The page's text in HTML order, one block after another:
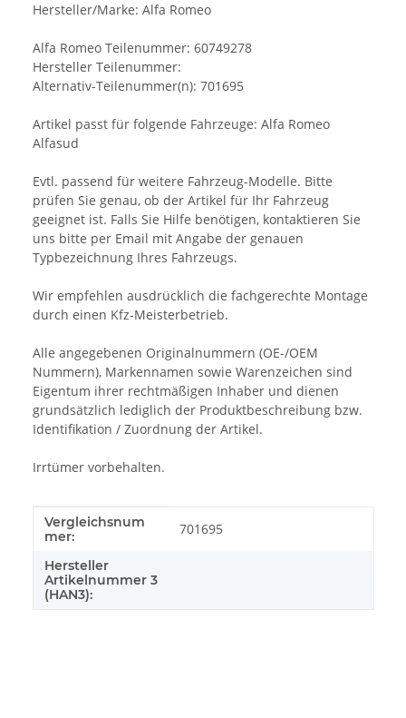
Hersteller/Marke: Alfa Romeo
Alfa Romeo Teilenummer: 60749278
Hersteller Teilenummer:
Alternativ-Teilenummer(n): 701695
Artikel passt für folgende Fahrzeuge: Alfa Romeo
Alfasud
Evtl. passend für weitere Fahrzeug-Modelle. Bitte
prüfen Sie genau, ob der Artikel für Ihr Fahrzeug
geeignet ist. Falls Sie Hilfe benötigen, kontaktieren Sie
uns bitte per Email mit Angabe der genauen
Typbezeichnung Ihres Fahrzeugs.
Wir empfehlen ausdrücklich die fachgerechte Montage
durch einen Kfz-Meisterbetrieb.
Alle angegebenen Originalnummern (OE-/OEM
Nummern), Markennamen sowie Warenzeichen sind
Eigentum ihrer rechtmäßigen Inhaber und dienen
grundsätzlich lediglich der Produktbeschreibung bzw.
Identifikation / Zuordnung der Artikel.
Irrtümer vorbehalten.
Produkteigenschaft
Wert
Vergleichsnum
mer:
701695
Hersteller
Artikelnummer 3
(HAN3):